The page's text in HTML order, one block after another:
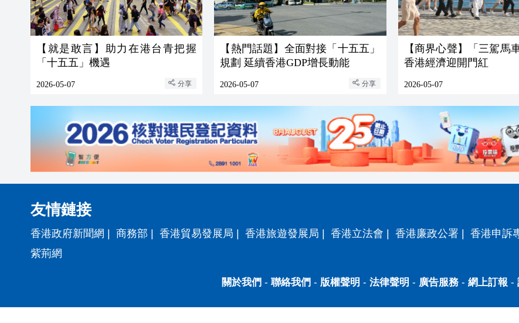
【就是敢言】助力在港台青把握
「十五五」機遇
2026-05-07 分享
【熱門話題】全面對接「十五五」
規劃 延續香港GDP增長動能
2026-05-07 分享
【商界心聲】「三駕馬
香港經濟迎開門紅
2026-05-07
友情鏈接
香港政府新聞網 商務部 香港貿易發展局 香港旅遊發展局 香港立法會 香港廉政公署 香港申訴
紫荊網
關於我們 - 聯絡我們 - 版權聲明 - 法律聲明 - 廣告服務- 網上訂報 -